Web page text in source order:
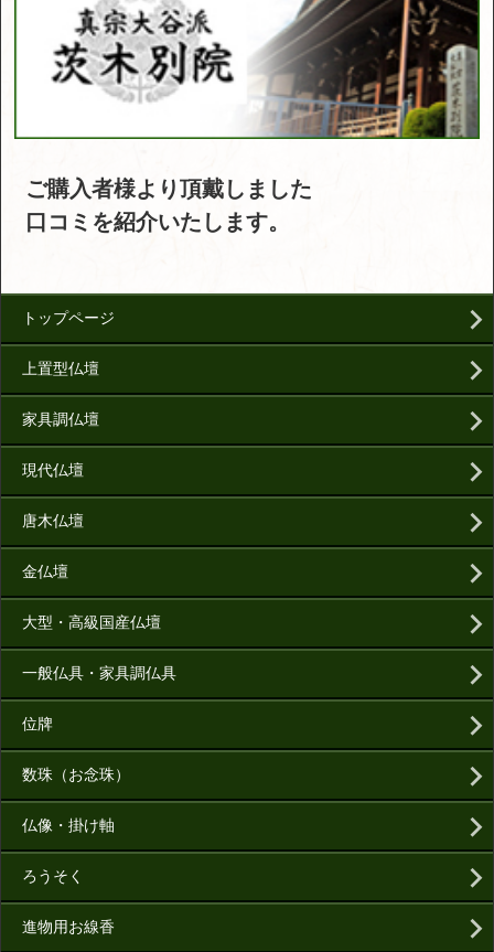
ご購入者様より頂戴しました
口コミを紹介いたします。
トップページ
上置型仏壇
家具調仏壇
現代仏壇
唐木仏壇
金仏壇
大型・高級国産仏壇
一般仏具・家具調仏具
位牌
数珠（お念珠）
仏像・掛け軸
ろうそく
進物用お線香